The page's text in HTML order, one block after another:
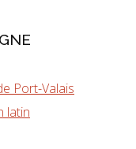
Port-Valais
latin